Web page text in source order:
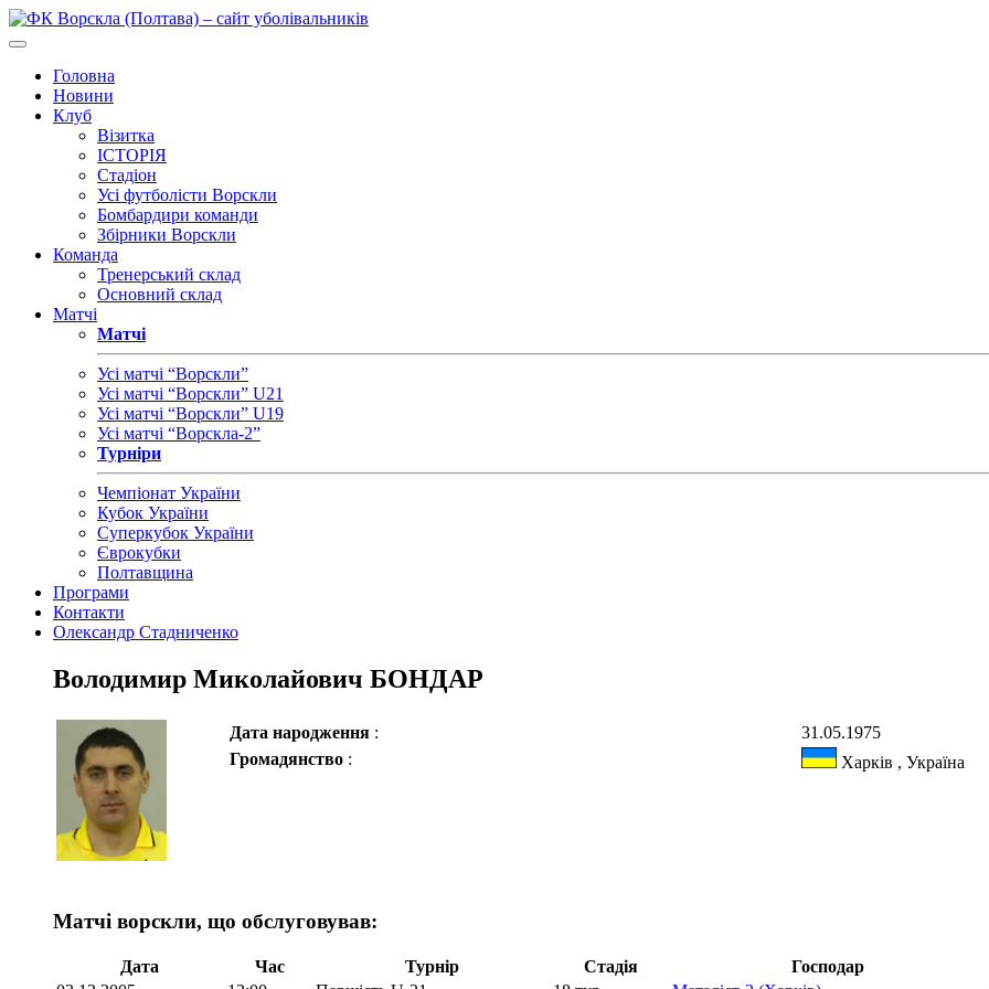
Головна
Новини
Клуб
Візитка
ІСТОРІЯ
Стадіон
Усі футболісти Ворскли
Бомбардири команди
Збірники Ворскли
Команда
Тренерський склад
Основний склад
Матчі
Матчі
Усі матчі “Ворскли”
Усі матчі “Ворскли” U21
Усі матчі “Ворскли” U19
Усі матчі “Ворскла-2”
Турніри
Чемпіонат України
Кубок України
Суперкубок України
Єврокубки
Полтавщина
Програми
Контакти
Олександр Стадниченко
Володимир Миколайович БОНДАР
Дата народження :
31.05.1975
Громадянство : Харків , Україна
Матчі ворскли, що обслуговував:
Дата Час Турнір Стадія Господар